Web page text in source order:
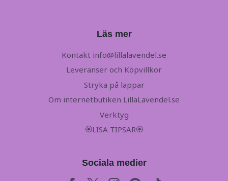
Läs mer
Kontakt info@lillalavendel.se
Leveranser och Köpvillkor
Stryka på lappar
Om internetbutiken LillaLavendel.se
Verktyg
🏵LISA TIPSAR🏵
Sociala medier